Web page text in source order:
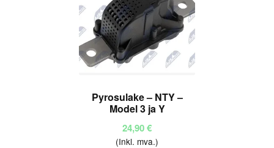
Pyrosulake – NTY –
Model 3 ja Y
24,90€
(Inkl. mva.)